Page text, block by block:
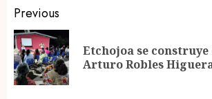
Post
navigation
Previous
Etchojoa se construye
Arturo Robles